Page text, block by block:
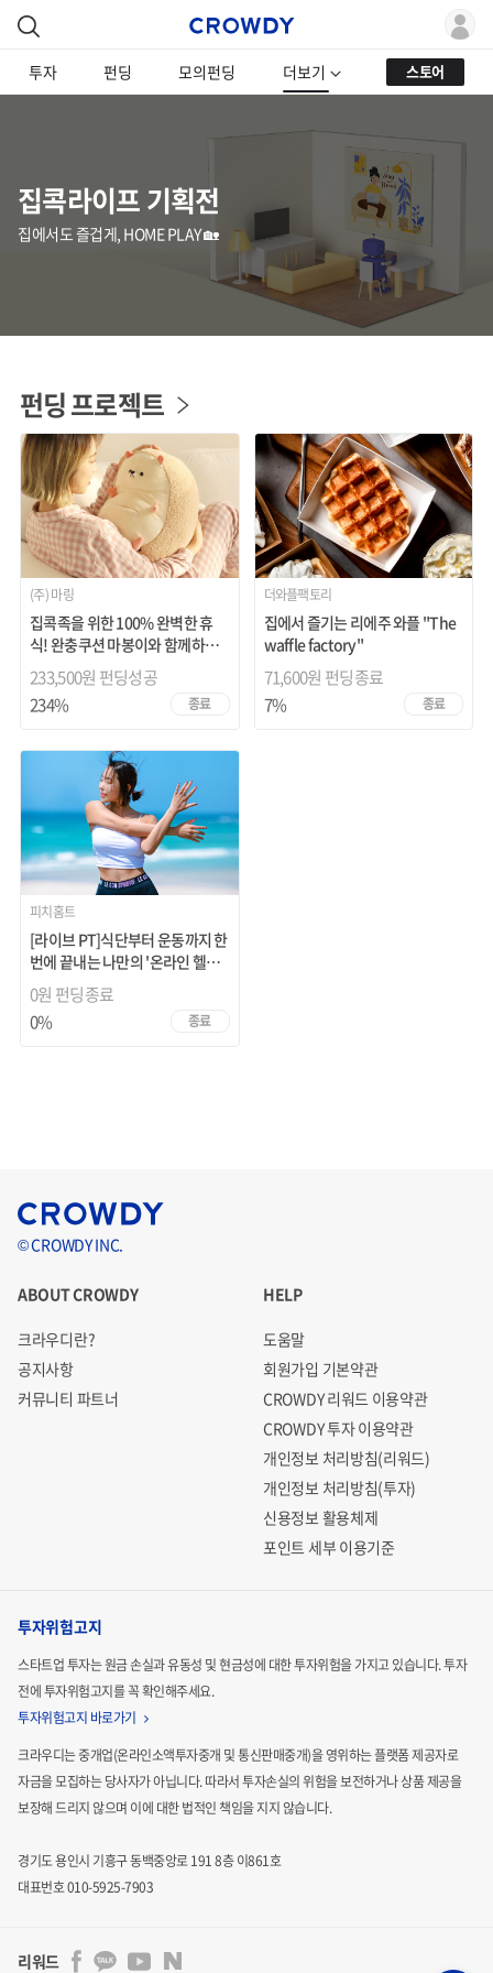
투자 펀딩 모의펀딩 더보기 스토어
집콕라이프 기획전
집에서도 즐겁게, HOME PLAY 🏡
펀딩 프로젝트
(주) 마링
집콕족을 위한 100% 완벽한 휴
식! 완충쿠션 마봉이와 함께하는
셀프케어
233,500원 펀딩성공
종료
234%
더와플팩토리
집에서 즐기는 리에주 와플 "The
waffle factory"
71,600원 펀딩종료
종료
7%
피치홈트
[라이브 PT]식단부터 운동까지 한
번에 끝내는 나만의 '온라인 헬스
장'
0원 펀딩종료
종료
0%
© CROWDY INC.
ABOUT CROWDY
크라우디란?
공지사항
커뮤니티 파트너
HELP
도움말
회원가입 기본약관
CROWDY 리워드 이용약관
CROWDY 투자 이용약관
개인정보 처리방침(리워드)
개인정보 처리방침(투자)
신용정보 활용체제
포인트 세부 이용기준
투자위험고지
스타트업 투자는 원금 손실과 유동성 및 현금성에 대한 투자위험을 가지고 있습니다.투자
전에 투자위험고지를 꼭 확인해주세요.
투자위험고지 바로가기
크라우디는 중개업(온라인소액투자중개 및 통신판매중개)을 영위하는 플랫폼 제공자로
자금을 모집하는당사자가 아닙니다. 따라서 투자손실의 위험을 보전하거나 상품 제공을
보장해 드리지 않으며 이에 대한 법적인 책임을 지지 않습니다.
경기도 용인시 기흥구 동백중앙로 191 8층 이861호
대표번호 010-5925-7903
리워드